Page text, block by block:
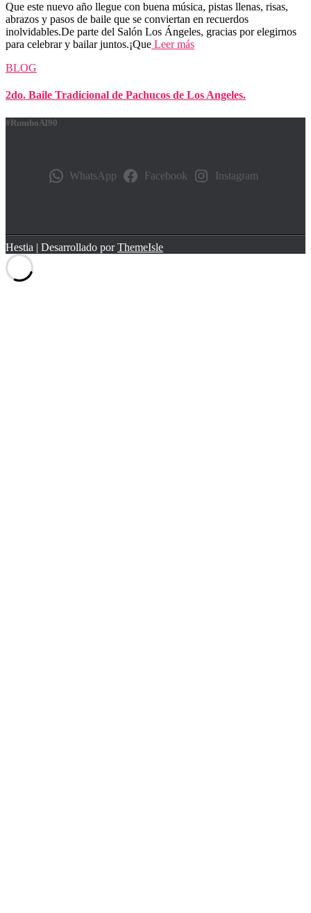
Que este nuevo año llegue con buena música, pistas llenas, risas,
abrazos y pasos de baile que se conviertan en recuerdos
inolvidables.De parte del Salón Los Ángeles, gracias por elegirnos
para celebrar y bailar juntos.¡Que Leer más
BLOG
2do. Baile Tradicional de Pachucos de Los Angeles.
#RumboAl90
WhatsApp Facebook Instagram
Hestia | Desarrollado porThemeIsle